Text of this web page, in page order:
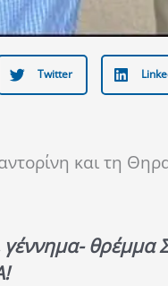
Twitter
και τη
θρέμμα